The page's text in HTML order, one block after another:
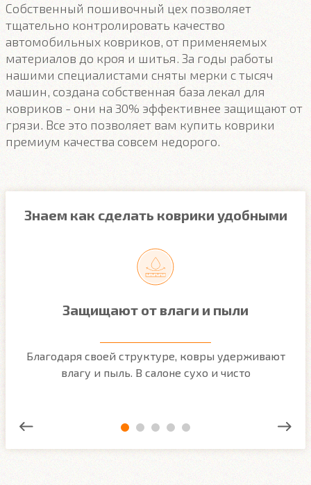
Собственный пошивочный цех позволяет
тщательно контролировать качество
автомобильных ковриков, от применяемых
материалов до кроя и шитья. За годы работы
нашими специалистами сняты мерки с тысяч
машин, создана собственная база лекал для
ковриков - они на 30% эффективнее защищают от
грязи. Все это позволяет вам купить коврики
премиум качества совсем недорого.
Знаем как сделать коврики удобными
Защищают от влаги и пыли
Благодаря своей структуре, ковры удерживают
влагу и пыль. В салоне сухо и чисто